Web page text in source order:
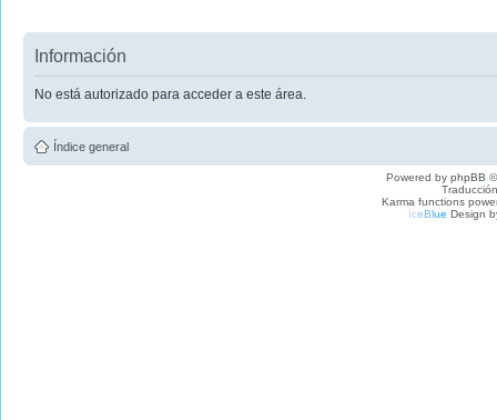
Información
No está autorizado para acceder a este área.
Índice general
Powered by phpBB
Karma functions
IceBlue Design